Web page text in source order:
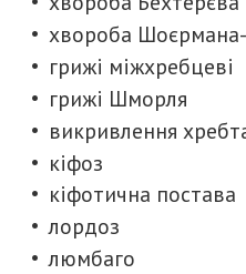
хвороба
грижі міжхребцеві
грижі Шморля
викривлення
кіфоз
кіфотична постава
лордоз
люмбаго